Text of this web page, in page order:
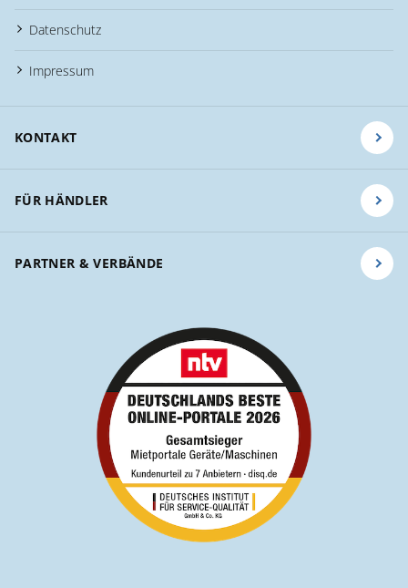
Datenschutz
Impressum
KONTAKT
FÜR HÄNDLER
PARTNER & VERBÄNDE